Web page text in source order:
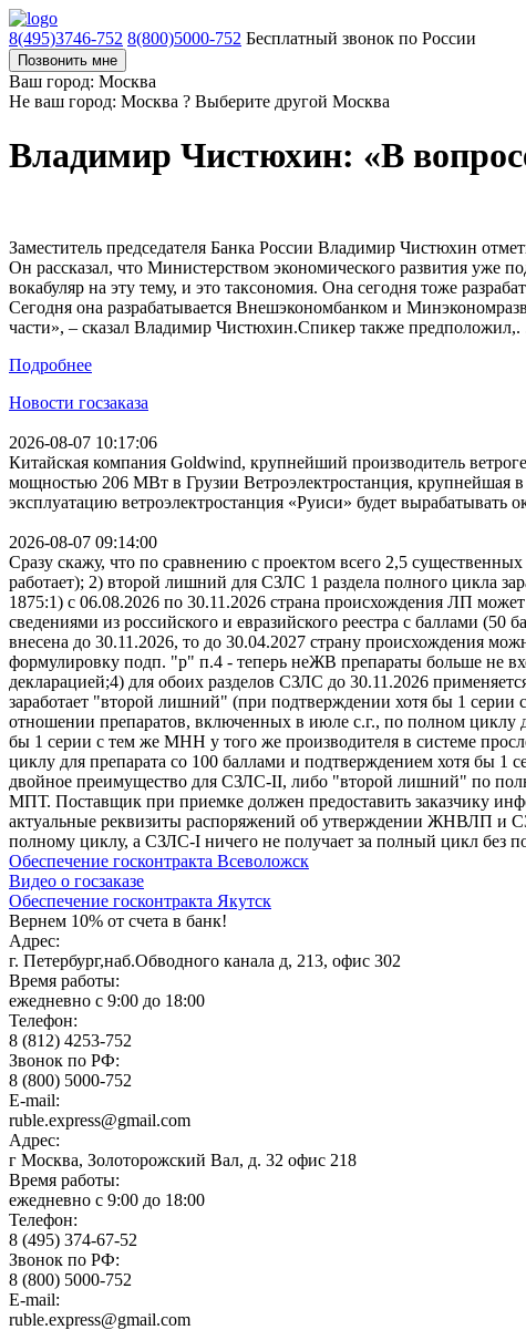
8(495)3746-752 8(800)5000-752 Бесплатный звонок по России
Позвонить мне
Ваш город: Москва
Не ваш город: Москва ? Выберите другой Москва
Владимир Чистюхин: «В
Заместитель председателя Банка России Владимир Чистюхин
Он рассказал, что Министерством экономического развития уже
вокабуляр на эту тему, и это таксономия. Она сегодня тоже
Сегодня она разрабатывается Внешэкономбанком и
части», – сказал Владимир Чистюхин.Спикер также предположил,.
Подробнее
Новости госзаказа
2026-08-07 10:17:06
Китайская компания Goldwind, крупнейший производитель
мощностью 206 МВт в Грузии Ветроэлектростанция,
эксплуатацию ветроэлектростанция «Руиси» будет вырабатывать
2026-08-07 09:14:00
Сразу скажу, что по сравнению с проектом всего 2,5
работает); 2) второй лишний для СЗЛС 1 раздела полного цикла
1875:1) с 06.08.2026 по 30.11.2026 страна происхождения ЛП
сведениями из российского и евразийского реестра с баллами
внесена до 30.11.2026, то до 30.04.2027 страну происхождения
формулировку подп. "р" п.4 - теперь неЖВ препараты больше не
декларацией;4) для обоих разделов СЗЛС до 30.11.2026
заработает "второй лишний" (при подтверждении хотя бы 1
отношении препаратов, включенных в июле с.г., по полном
бы 1 серии с тем же МНН у того же производителя в системе
циклу для препарата со 100 баллами и подтверждением хотя бы
двойное преимущество для СЗЛС-II, либо "второй лишний" по
МПТ. Поставщик при приемке должен предоставить заказчику
актуальные реквизиты распоряжений об утверждении ЖНВЛП и
полному циклу, а СЗЛС-I ничего не получает за полный цикл без
Обеспечение госконтракта Всеволожск
Видео о госзаказе
Обеспечение госконтракта Якутск
Вернем 10% от счета в банк!
Адрес:
г. Петербург,наб.Обводного канала д, 213, офис 302
Время работы:
ежедневно с 9:00 до 18:00
Телефон:
8 (812) 4253-752
Звонок по РФ:
8 (800) 5000-752
E-mail:
ruble.express@gmail.com
Адрес:
г Москва, Золоторожский Вал, д. 32 офис 218
Время работы:
ежедневно с 9:00 до 18:00
Телефон:
8 (495) 374-67-52
Звонок по РФ:
8 (800) 5000-752
E-mail:
ruble.express@gmail.com